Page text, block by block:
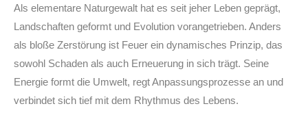
Als elementare Naturgewalt hat es seit jeher Leben geprägt,
Landschaften geformt und Evolution vorangetrieben. Anders
als bloße Zerstörung ist Feuer ein dynamisches Prinzip, das
sowohl Schaden als auch Erneuerung in sich trägt. Seine
Energie formt die Umwelt, regt Anpassungsprozesse an und
verbindet sich tief mit dem Rhythmus des Lebens.